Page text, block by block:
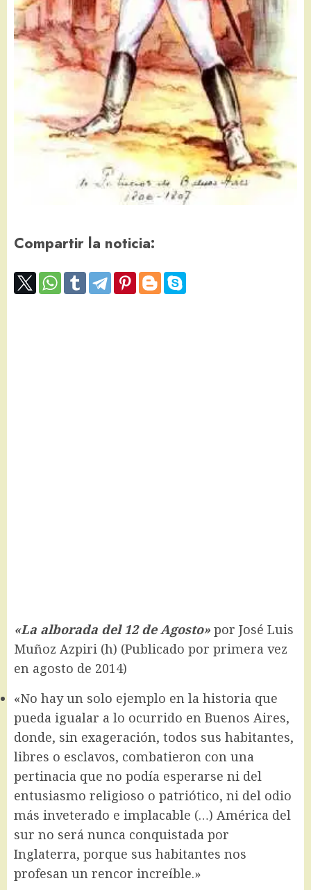
Compartir la noticia:
«La alborada del 12 de Agosto» por José Luis
Muñoz Azpiri (h) (Publicado por primera vez
en agosto de 2014)
«No hay un solo ejemplo en la historia que
pueda igualar a lo ocurrido en Buenos Aires,
donde, sin exageración, todos sus habitantes,
libres o esclavos, combatieron con una
pertinacia que no podía esperarse ni del
entusiasmo religioso o patriótico, ni del odio
más inveterado e implacable (…) América del
sur no será nunca conquistada por
Inglaterra, porque sus habitantes nos
profesan un rencor increíble.»